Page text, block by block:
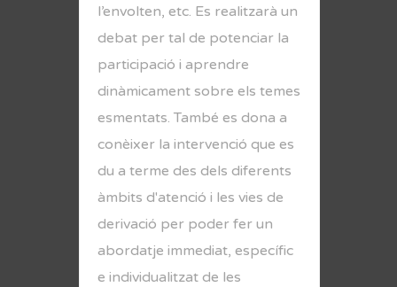
l’envolten, etc. Es realitzarà un
debat per tal de potenciar la
participació i aprendre
dinàmicament sobre els temes
esmentats. També es dona a
conèixer la intervenció que es
du a terme des dels diferents
àmbits d'atenció i les vies de
derivació per poder fer un
abordatje immediat, específic
e individualitzat de les